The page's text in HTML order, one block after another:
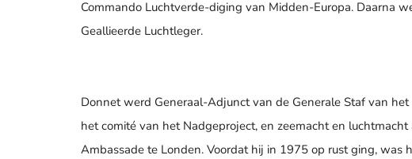
Commando Luchtverde-diging van Midden-Europa. Daarna
Geallieerde Luchtleger.
Donnet werd Generaal-Adjunct van de Generale Staf van
het comité van het Nadgeproject, en zeemacht en
Ambassade te Londen. Voordat hij in 1975 op rust ging, was